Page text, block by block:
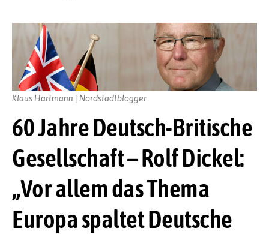
60 Jahre Deutsch-Britische
Gesellschaft – Rolf Dickel:
„Vor allem das Thema
Europa spaltet Deutsche
Klaus Hartmann | Nordstadtblogger